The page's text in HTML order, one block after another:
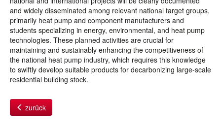
and widely disseminated among relevant national target groups,
primarily heat pump and component manufacturers and
students specializing in energy, environmental, and heat pump
technologies. These planned activities are crucial for
maintaining and sustainably enhancing the competitiveness of
the national heat pump industry, which requires this knowledge
to swiftly develop suitable products for decarbonizing large-scale
residential building stock.
zurück